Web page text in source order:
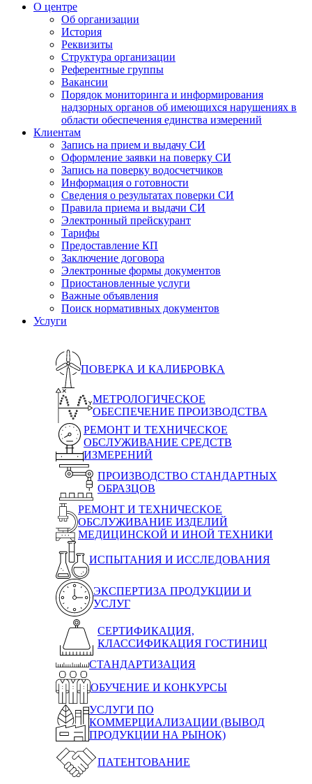
О центре
Об организации
История
Реквизиты
Структура организации
Референтные группы
Вакансии
Порядок мониторинга и информирования
надзорных органов об имеющихся нарушениях в
области обеспечения единства измерений
Клиентам
Запись на прием и выдачу СИ
Оформление заявки на поверку СИ
Запись на поверку водосчетчиков
Информация о готовности
Сведения о результатах поверки СИ
Правила приема и выдачи СИ
Электронный прейскурант
Тарифы
Предоставление КП
Заключение договора
Электронные формы документов
Приостановленные услуги
Важные объявления
Поиск нормативных документов
Услуги
ПОВЕРКА И КАЛИБРОВКА
МЕТРОЛОГИЧЕСКОЕ
ОБЕСПЕЧЕНИЕ ПРОИЗВОДСТВА
РЕМОНТ И ТЕХНИЧЕСКОЕ
ОБСЛУЖИВАНИЕ СРЕДСТВ
ИЗМЕРЕНИЙ
ПРОИЗВОДСТВО СТАНДАРТНЫХ
ОБРАЗЦОВ
РЕМОНТ И ТЕХНИЧЕСКОЕ
ОБСЛУЖИВАНИЕ ИЗДЕЛИЙ
МЕДИЦИНСКОЙ И ИНОЙ ТЕХНИКИ
ИСПЫТАНИЯ И ИССЛЕДОВАНИЯ
ЭКСПЕРТИЗА ПРОДУКЦИИ И
УСЛУГ
СЕРТИФИКАЦИЯ,
КЛАССИФИКАЦИЯ ГОСТИНИЦ
СТАНДАРТИЗАЦИЯ
ОБУЧЕНИЕ И КОНКУРСЫ
УСЛУГИ ПО
КОММЕРЦИАЛИЗАЦИИ (ВЫВОД
ПРОДУКЦИИ НА РЫНОК)
ПАТЕНТОВАНИЕ